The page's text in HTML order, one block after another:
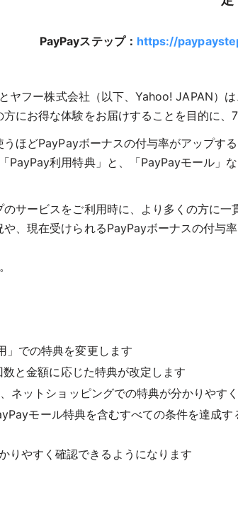
PayPayステップ： https://
ヤフー株式会社（以下、Yahoo! JAPAN）
にお得な体験をお届けすることを目的に、
うほどPayPayボーナスの付与率がアップ
PayPay利用特典」と、「PayPayモール」
サービスをご利用時に、より多くの方に
、現在受けられるPayPayボーナスの付
での特典を変更します
と金額に応じた特典が改定します
ットショッピングでの特典が分かりやす
モール特典を含むすべての条件を達成す
りやすく確認できるようになります